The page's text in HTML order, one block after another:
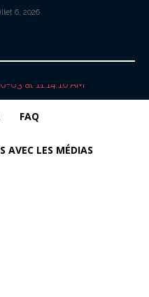
6, 2026
FAQ
AVEC LES MÉDIAS